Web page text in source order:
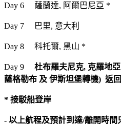
Day 6 薩蘭達, 阿爾巴尼亞 *
Day 7 巴里, 意大利
Day 8 科托爾, 黑山 *
Day 9 杜布羅夫尼克, 克羅地
薩格勒布 及 伊斯坦堡轉機) 返
* 接駁船登岸
- 以上航程及預計到達/離開時